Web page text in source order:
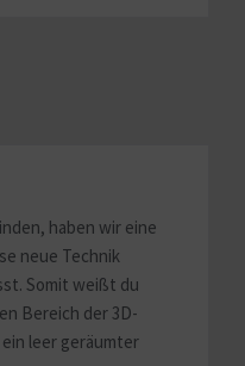
haben wir eine
neue Technik
Somit weißt du
Bereich der 3D-
leer geräumter